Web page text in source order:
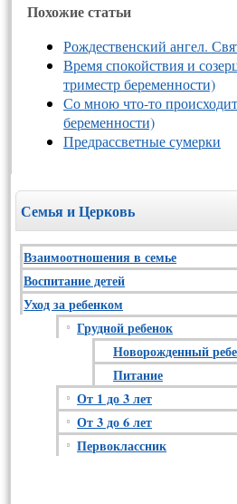
Похожие статьи
Рождественский ангел.
Время спокойствия и
триместр беременности)
Со мною что-то
беременности)
Предрассветные сумерки
Семья и Церковь
Взаимоотношения в семье
Воспитание детей
Уход за ребенком
Грудной ребенок
Новорожденный
Питание
От 1 до 3 лет
От 3 до 6 лет
Первоклассник